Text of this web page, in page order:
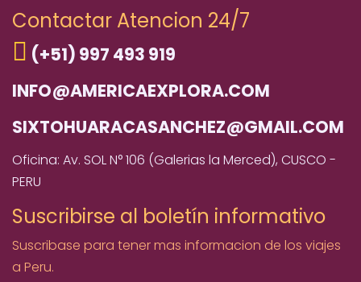
Contactar Atencion 24/7
(+51) 997 493 919
INFO@AMERICAEXPLORA.COM
SIXTOHUARACASANCHEZ@GMAIL.COM
Oficina: Av. SOL N° 106 (Galerias la Merced), CUSCO -
PERU
Suscribirse al boletín informativo
Suscribase para tener mas informacion de los viajes
a Peru.